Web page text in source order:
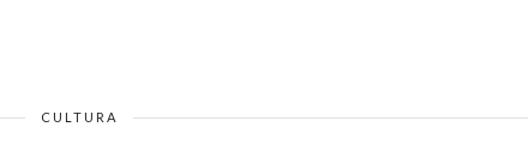
CULTURA